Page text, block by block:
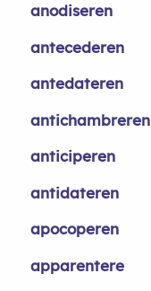
anodiseren
antecederen
antedateren
antichambreren
anticiperen
antidateren
apocoperen
apparentere